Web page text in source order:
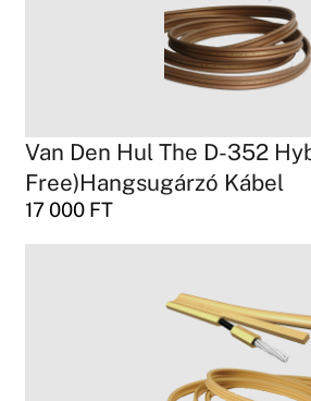
Van Den Hul The D-352
Free)Hangsugárzó Kábel
17 000 FT